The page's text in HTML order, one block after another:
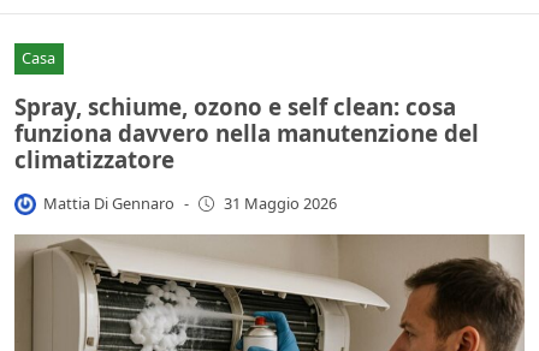
Casa
Spray, schiume, ozono e self clean: cosa
funziona davvero nella manutenzione del
climatizzatore
Mattia Di Gennaro - 31 Maggio 2026